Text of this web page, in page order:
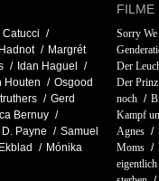
Margrét
Idan Haguel
Houten
Osgood
Gerd
Bernuy
Payne
Samuel
Mónika
FILME
Sorry
Der
Der Prinz
noch
Kampf
Agnes
Moms